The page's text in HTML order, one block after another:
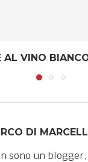
AL VINO
DI
sono un